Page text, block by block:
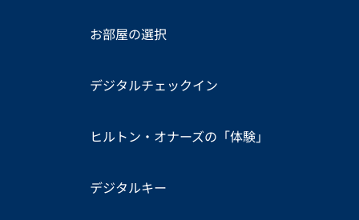
お部屋の選択
デジタルチェックイン
ヒルトン・オナーズの「体験」
デジタルキー